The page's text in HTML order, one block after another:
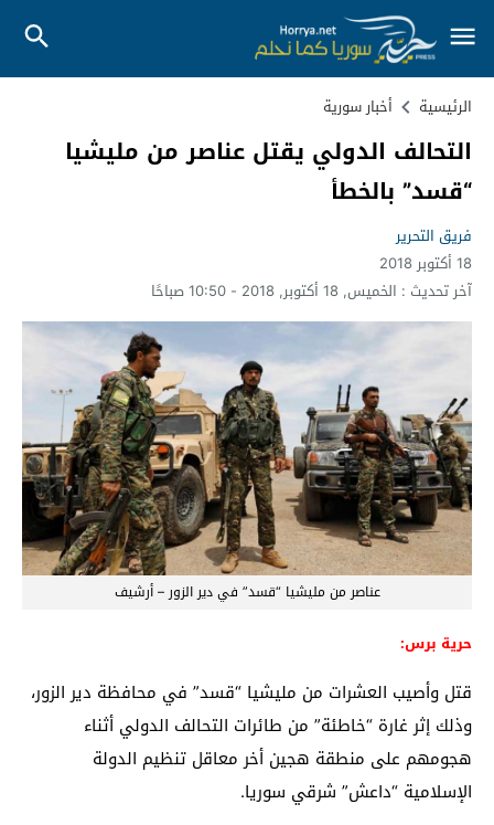
الرئيسية أخبار سورية
التحالف الدولي يقتل عناصر من مليشيا
“قسد” بالخطأ
فريق التحرير
18 أكتوبر 2018
آخر تحديث : الخميس, 18 أكتوبر, 2018 - 10:50 صباحًا
عناصر من مليشيا “قسد” في دير الزور – أرشيف
حرية برس:
قتل وأصيب العشرات من مليشيا “قسد” في محافظة دير الزور،
وذلك إثر غارة “خاطئة” من طائرات التحالف الدولي أثناء
هجومهم على منطقة هجين أخر معاقل تنظيم الدولة
الإسلامية “داعش” شرقي سوريا.